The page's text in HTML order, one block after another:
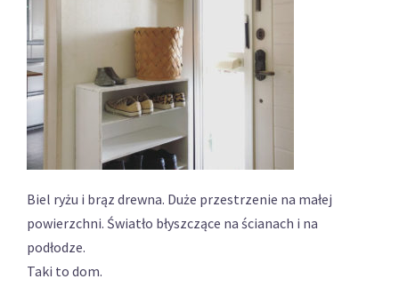
Biel ryżu i brąz drewna. Duże przestrzenie na małej
powierzchni. Światło błyszczące na ścianach i na
podłodze.
Taki to dom.